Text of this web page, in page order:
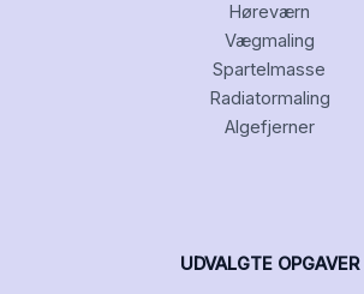
Høreværn
Vægmaling
Spartelmasse
Radiatormaling
Algefjerner
UDVALGTE OPGAVER